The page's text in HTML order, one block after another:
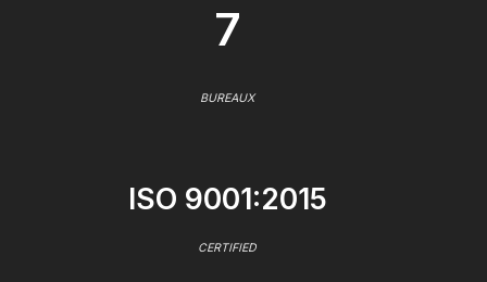
7
BUREAUX
ISO 9001:2015
CERTIFIED